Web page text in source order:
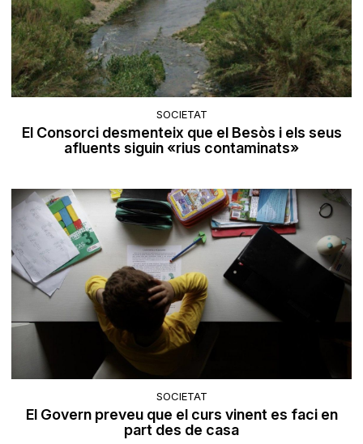
SOCIETAT
​El Consorci desmenteix que el Besòs i els seus
afluents siguin «rius contaminats»
SOCIETAT
El Govern preveu que el curs vinent es faci en
part des de casa